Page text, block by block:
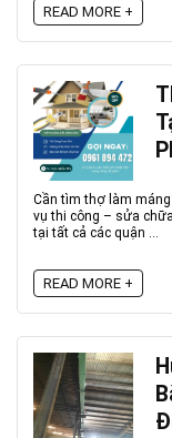
READ MORE +
Cần tìm thợ làm máng
vụ thi công – sửa
tại tất cả các quận ...
READ MORE +